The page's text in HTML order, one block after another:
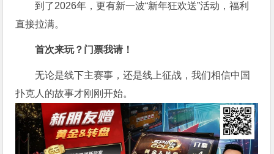
到了2026年，更有新一波“新年狂欢送”活动，福利
直接拉满。
首次来玩？门票我请！
无论是线下主赛事，还是线上征战，我们相信中国
扑克人的故事才刚刚开始。